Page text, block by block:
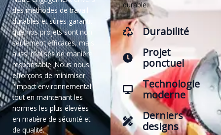
des méthodes de travail
durables et sûres garantit
que nos projets sont non
seulement efficaces, mais
aussi réalisés de manière
responsable. Nous nous
efforçons de minimiser
l'impact environnemental
tout en maintenant les
normes les plus élevées
en matière de sécurité et
de qualité.
durable.
Durabilité
Projet
ponctuel
Technologie
moderne
Derniers
designs